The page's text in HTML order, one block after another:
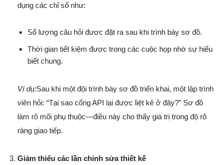
dụng các chỉ số như:
Số lượng câu hỏi được đặt ra sau khi trình bày sơ đồ.
Thời gian tiết kiệm được trong các cuộc họp nhờ sự hiểu
biết chung.
Ví dụ:Sau khi một đội trình bày sơ đồ triển khai, một lập trình
viên hỏi: “Tại sao cổng API lại được liệt kê ở đây?” Sơ đồ
làm rõ mối phụ thuộc—điều này cho thấy giá trị trong độ rõ
ràng giao tiếp.
Giảm thiểu các lần chỉnh sửa thiết kế